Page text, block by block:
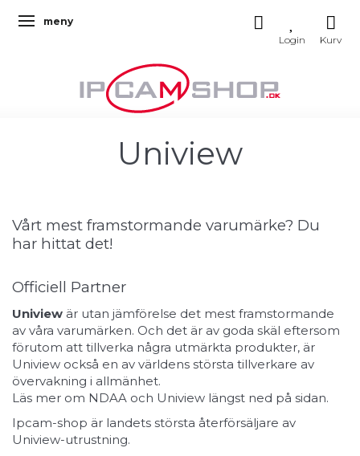
Ändra navigering
meny
Uniview
Vårt mest framstormande varumärke? Du
har hittat det!
Officiell Partner
Uniview är utan jämförelse det mest framstormande
av våra varumärken. Och det är av goda skäl eftersom
förutom att tillverka några utmärkta produkter, är
Uniview också en av världens största tillverkare av
övervakning i allmänhet.
Läs mer om NDAA och Uniview längst ned på sidan.
Ipcam-shop är landets största återförsäljare av
Uniview-utrustning.